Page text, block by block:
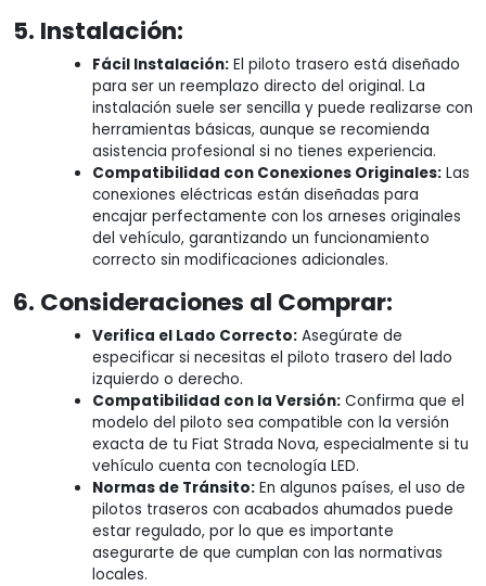
5. Instalación:
Fácil Instalación:El piloto trasero está diseñado
para ser un reemplazo directo del original. La
instalación suele ser sencilla y puede realizarse con
herramientas básicas, aunque se recomienda
asistencia profesional si no tienes experiencia.
Compatibilidad con Conexiones Originales:Las
conexiones eléctricas están diseñadas para
encajar perfectamente con los arneses originales
del vehículo, garantizando un funcionamiento
correcto sin modificaciones adicionales.
6. Consideraciones al Comprar:
Verifica el Lado Correcto:Asegúrate de
especificar si necesitas el piloto trasero del lado
izquierdo o derecho.
Compatibilidad con la Versión:Confirma que el
modelo del piloto sea compatible con la versión
exacta de tu Fiat Strada Nova, especialmente si tu
vehículo cuenta con tecnología LED.
Normas de Tránsito:En algunos países, el uso de
pilotos traseros con acabados ahumados puede
estar regulado, por lo que es importante
asegurarte de que cumplan con las normativas
locales.